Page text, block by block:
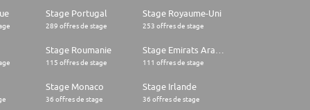
Stage Portugal
289 offres de stage
Stage Royaume-Uni
253 offres de stage
Stage Roumanie
115 offres de stage 111 offres de stage
Stage Monaco
36 offres de stage
Stage Irlande
36 offres de stage